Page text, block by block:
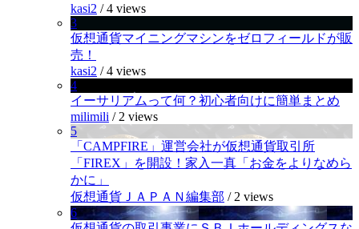
kasi2 /4 views
3
仮想通貨マイニングマシンをゼロフィールドが販
売！
kasi2 /4 views
4
イーサリアムって何？初心者向けに簡単まとめ
milimili / 2 views
5
「CAMPFIRE」運営会社が仮想通貨取引所
「FIREX」を開設！家入一真「お金をよりなめら
かに」
仮想通貨ＪＡＰＡＮ編集部 / 2 views
6